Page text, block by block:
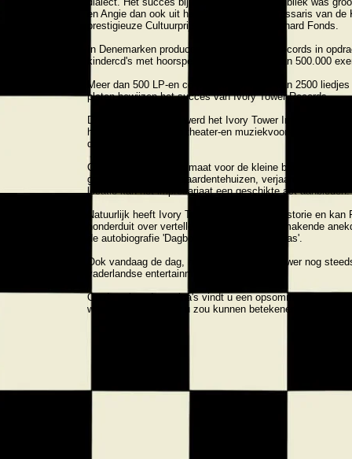
en Angie dan ook uit handen van de Commissaris van
prestigieuze Cultuurprijs van het Prins Bernhard Fonds.
In Denemarken produceerde Ivory Tower Records in
kindercd's met hoorspelen waarvan meer dan 500.000
Meer dan 500 LP-en cd-producties, meer dan 2500
platen bewijzen het succes van Ivory Tower Records.
De afgelopen 25 jaar werd het Ivory Tower Impresariaat
het management van theater-en muziekvoorstellingen
de concertpodia.
Ook entertainment op maat voor de kleine beurs kan bij
gevonden worden: bejaardentehuizen, verjaardagen,
locatie kan het impresariaat een geschikte act aanbieden.
Natuurlijk heeft Ivory Tower een roemrijke historie en
honderduit over vertellen. De meest spraakmakende
de autobiografie 'Dagboek van een Platenbaas'.
Ook vandaag de dag, na 47 jaar, is Ivory Tower nog
vaderlandse entertainment industrie.
Op de volgende pagina's vindt u een opsomming van wat
wat Ivory Tower voor u zou kunnen betekenen.